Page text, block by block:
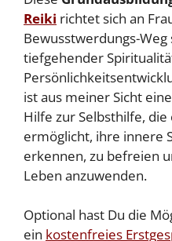
Reiki richtet sich an
Bewusstwerdungs-
tiefgehender
ist aus meiner Sicht
Hilfe zur Selbsthilfe, die
ermöglicht, ihre innere
erkennen, zu befreien
Leben anzuwenden.
Optional hast Du die
ein kostenfreies